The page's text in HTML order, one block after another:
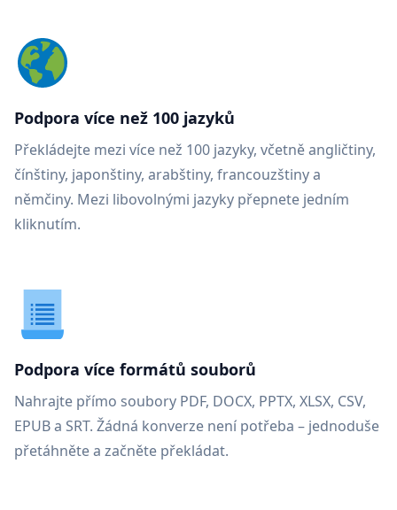
Podpora více než 100 jazyků
Překládejte mezi více než 100 jazyky, včetně angličtiny,
čínštiny, japonštiny, arabštiny, francouzštiny a
němčiny. Mezi libovolnými jazyky přepnete jedním
kliknutím.
Podpora více formátů souborů
Nahrajte přímo soubory PDF, DOCX, PPTX, XLSX, CSV,
EPUB a SRT. Žádná konverze není potřeba – jednoduše
přetáhněte a začněte překládat.